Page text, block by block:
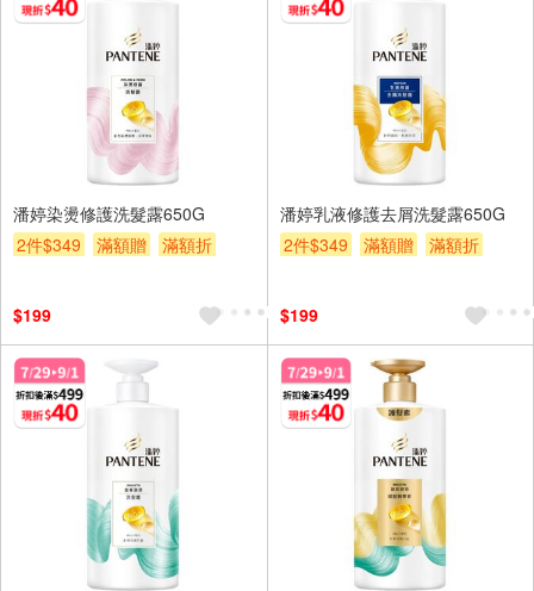
潘婷染燙修護洗髮露650G
2件$349
滿額贈
滿額折
$199
潘婷乳液修護去屑洗髮露650G
2件$349
滿額贈
滿額折
$199